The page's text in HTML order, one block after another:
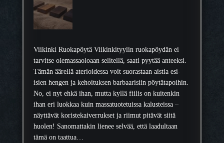
Viikinki Ruokapöytä Viikinkityylin ruokapöydän ei
tarvitse olemassaoloaan selitellä, saati pyytää anteeksi.
Tämän äärellä aterioidessa voit suorastaan aistia esi-
isien hengen ja kehoituksen barbaarisiin pöytätapoihin.
No, ei nyt ehkä ihan, mutta kyllä fiilis on kuitenkin
ihan eri luokkaa kuin massatuotetuissa kalusteissa –
näyttävät koristekaiverrukset ja riimut pitävät siitä
huolen! Sanomattakin lienee selvää, että laadultaan
tämä on taattua…